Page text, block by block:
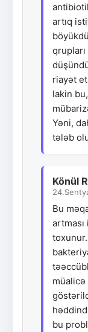
artıq
qrupları
riayət
lakin
Yəni,
tələb
Könül
Bu
bu